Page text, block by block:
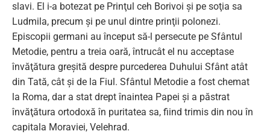
slavi. El i-a botezat pe Prinţul ceh Borivoi şi pe soţia sa
Ludmila, precum şi pe unul dintre prinţii polonezi.
Episcopii germani au început să-l persecute pe Sfântul
Metodie, pentru a treia oară, întrucât el nu acceptase
învăţătura greşită despre purcederea Duhului Sfânt atât
din Tată, cât şi de la Fiul. Sfântul Metodie a fost chemat
la Roma, dar a stat drept înaintea Papei şi a păstrat
învăţătura ortodoxă în puritatea sa, fiind trimis din nou în
capitala Moraviei, Velehrad.